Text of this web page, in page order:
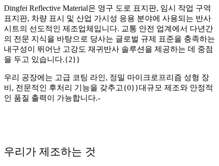
Dingfei Reflective Material은 영구 도로 표지판, 임시 작업 구역
표지판, 차량 표시 및 산업 가시성 응용 분야에 사용되는 반사
시트의 선도적인 제조업체입니다. 교통 안전 업계에서 다년간
의 전문 지식을 바탕으로 당사는 글로벌 규제 표준을 충족하는
내구성이 뛰어난 고강도 재귀반사 솔루션을 제공하는 데 중점
을 두고 있습니다.{2}}
우리 공장에는 고급 코팅 라인, 정밀 마이크로프리즘 성형 장
비, 전문적인 후처리 기능을 갖추고{0}}대규모 제조와 안정적
인 품질 출력이 가능합니다.-
우리가 제조하는 것